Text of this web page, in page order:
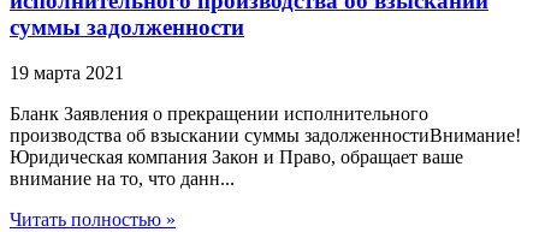
суммы задолженности
19 марта 2021
Бланк Заявления о прекращении исполнительного
производства об взыскании суммы задолженностиВнимание!
Юридическая компания Закон и Право, обращает ваше
внимание на то, что данн...
Читать полностью »